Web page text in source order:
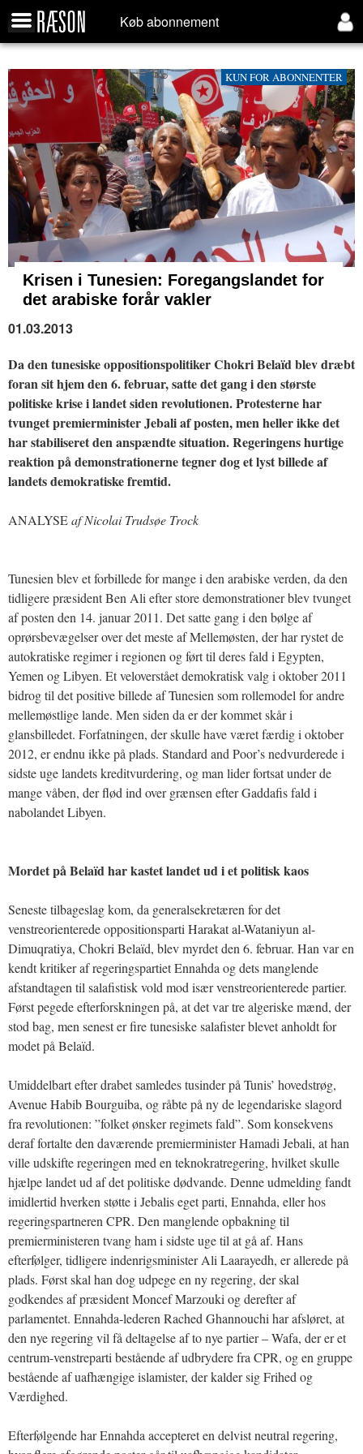
Køb abonnement
KUN FOR ABONNENTER
Krisen i Tunesien: Foregangslandet for
det arabiske forår vakler
01.03.2013
Da den tunesiske oppositionspolitiker Chokri Belaïd blev dræbt
foran sit hjem den 6. februar, satte det gang i den største
politiske krise i landet siden revolutionen. Protesterne har
tvunget premierminister Jebali af posten, men heller ikke det
har stabiliseret den anspændte situation. Regeringens hurtige
reaktion på demonstrationerne tegner dog et lyst billede af
landets demokratiske fremtid.
ANALYSEaf Nicolai Trudsøe Trock
Tunesien blev et forbillede for mange i den arabiske verden, da den
tidligere præsident Ben Ali efter store demonstrationer blev tvunget
af posten den 14. januar 2011. Det satte gang i den bølge af
oprørsbevægelser over det meste af Mellemøsten, der har rystet de
autokratiske regimer i regionen og ført til deres fald i Egypten,
Yemen og Libyen. Et veloverstået demokratisk valg i oktober 2011
bidrog til det positive billede af Tunesien som rollemodel for andre
mellemøstlige lande. Men siden da er der kommet skår i
glansbilledet. Forfatningen, der skulle have været færdig i oktober
2012, er endnu ikke på plads. Standard and Poor’s nedvurderede i
sidste uge landets kreditvurdering, og man lider fortsat under de
mange våben, der flød ind over grænsen efter Gaddafis fald i
nabolandet Libyen.
Mordet på Belaïd har kastet landet ud i et politisk kaos
Seneste tilbageslag kom, da generalsekretæren for det
venstreorienterede oppositionsparti Harakat al-Wataniyun al-
Dimuqratiya, Chokri Belaïd, blev myrdet den 6. februar. Han var en
kendt kritiker af regeringspartiet Ennahda og dets manglende
afstandtagen til salafistisk vold mod især venstreorienterede partier.
Først pegede efterforskningen på, at det var tre algeriske mænd, der
stod bag, men senest er fire tunesiske salafister blevet anholdt for
modet på Belaïd.
Umiddelbart efter drabet samledes tusinder på Tunis’ hovedstrøg,
Avenue Habib Bourguiba, og råbte på ny de legendariske slagord
fra revolutionen: ”folket ønsker regimets fald”. Som konsekvens
deraf fortalte den daværende premierminister Hamadi Jebali, at han
ville udskifte regeringen med en teknokratregering, hvilket skulle
hjælpe landet ud af det politiske dødvande. Denne udmelding fandt
imidlertid hverken støtte i Jebalis eget parti, Ennahda, eller hos
regeringspartneren CPR. Den manglende opbakning til
premierministeren tvang ham i sidste uge til at gå af. Hans
efterfølger, tidligere indenrigsminister Ali Laarayedh, er allerede på
plads. Først skal han dog udpege en ny regering, der skal
godkendes af præsident Moncef Marzouki og derefter af
parlamentet. Ennahda-lederen Rached Ghannouchi har afsløret, at
den nye regering vil få deltagelse af to nye partier – Wafa, der er et
centrum-venstreparti bestående af udbrydere fra CPR, og en gruppe
bestående af uafhængige islamister, der kalder sig Frihed og
Værdighed.
Efterfølgende har Ennahda accepteret en delvist neutral regering,